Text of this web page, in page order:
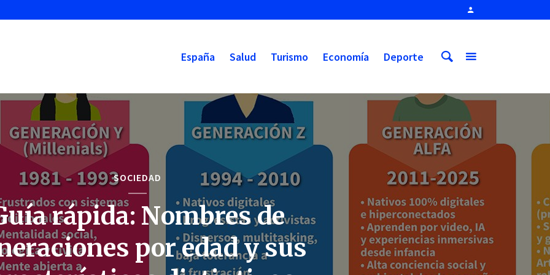
España Salud Turismo Economía Deporte
SOCIEDAD
rápida: Nombres de
por edad y sus